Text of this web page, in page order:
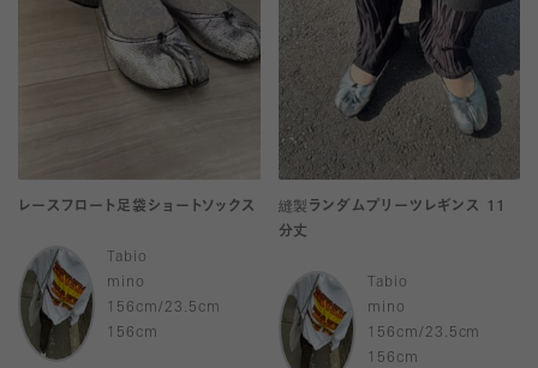
レースフロート足袋ショートソックス
Tabio
mino
156cm/23.5cm
156cm
縫製ランダムプリーツレギンス 11
分丈
Tabio
mino
156cm/23.5cm
156cm